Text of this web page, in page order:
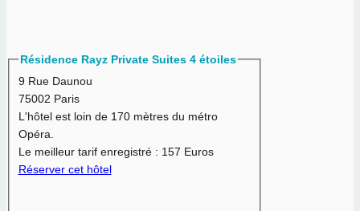
Résidence Rayz Private Suites 4 étoiles
9 Rue Daunou
75002 Paris
L'hôtel est loin de 170 mètres du métro
Opéra.
Le meilleur tarif enregistré : 157 Euros
Réserver cet hôtel